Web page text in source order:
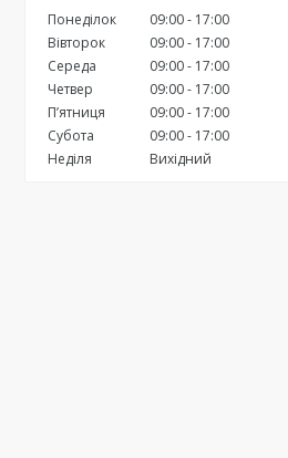
Понеділок 09:00
17:00
Вівторок
09:00
17:00
Середа
09:00
17:00
Четвер
09:00
17:00
Пʼятниця
09:00
17:00
Субота
09:00
17:00
Неділя
Вихідний